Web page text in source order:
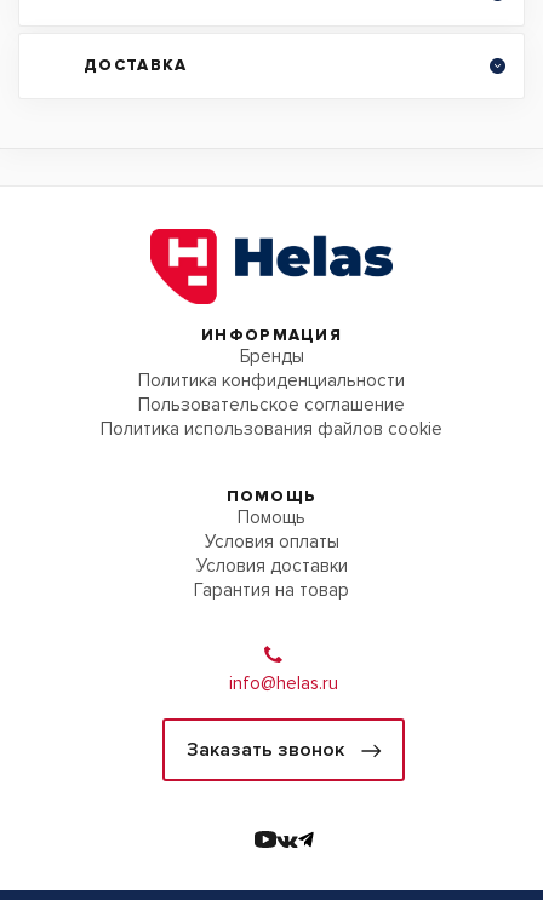
ДОСТАВКА
ИНФОРМАЦИЯ
Бренды
Политика конфиденциальности
Пользовательское соглашение
Политика использования файлов cookie
ПОМОЩЬ
Помощь
Условия оплаты
Условия доставки
Гарантия на товар
info@helas.ru
Заказать звонок